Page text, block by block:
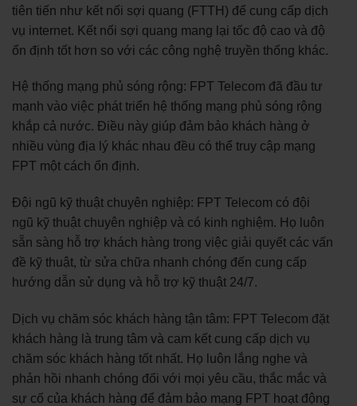
tiên tiến như kết nối sợi quang (FTTH) để cung cấp dịch
vụ internet. Kết nối sợi quang mang lại tốc độ cao và độ
ổn định tốt hơn so với các công nghệ truyền thống khác.
Hệ thống mạng phủ sóng rộng: FPT Telecom đã đầu tư
mạnh vào việc phát triển hệ thống mạng phủ sóng rộng
khắp cả nước. Điều này giúp đảm bảo khách hàng ở
nhiều vùng địa lý khác nhau đều có thể truy cập mạng
FPT một cách ổn định.
Đội ngũ kỹ thuật chuyên nghiệp: FPT Telecom có đội
ngũ kỹ thuật chuyên nghiệp và có kinh nghiệm. Họ luôn
sẵn sàng hỗ trợ khách hàng trong việc giải quyết các vấn
đề kỹ thuật, từ sửa chữa nhanh chóng đến cung cấp
hướng dẫn sử dụng và hỗ trợ kỹ thuật 24/7.
Dịch vụ chăm sóc khách hàng tận tâm: FPT Telecom đặt
khách hàng là trung tâm và cam kết cung cấp dịch vụ
chăm sóc khách hàng tốt nhất. Họ luôn lắng nghe và
phản hồi nhanh chóng đối với mọi yêu cầu, thắc mắc và
sự cố của khách hàng để đảm bảo mạng FPT hoạt động